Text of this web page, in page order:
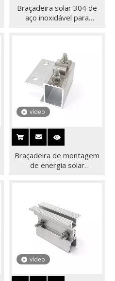
Braçadeira solar 304 de
aço inoxidável para
vídeo
Braçadeira de montagem
de energia solar
vídeo